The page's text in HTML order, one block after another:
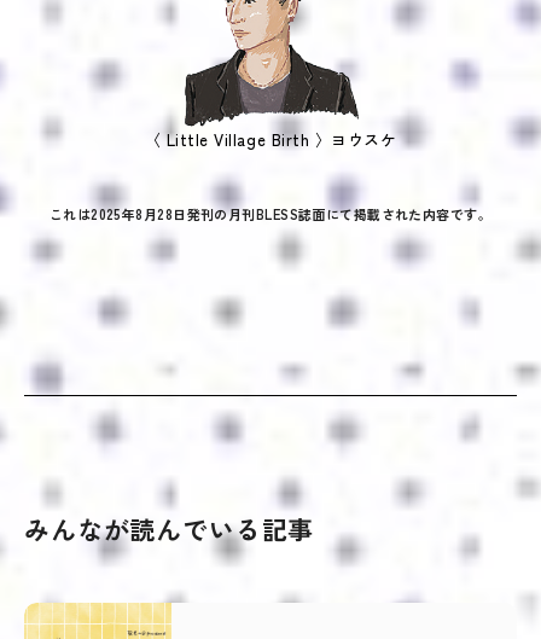
〈 Little Village Birth 〉ヨウスケ
これは2025年8月28日発刊の月刊BLESS誌面にて掲載された内容です。
みんなが読んでいる記事